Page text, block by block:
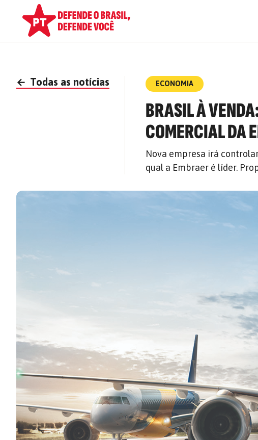
← Todas as notícias ECONOMIA
BRASIL À
COMERCIAL DA
Nova empresa irá
qual a Embraer é líder.